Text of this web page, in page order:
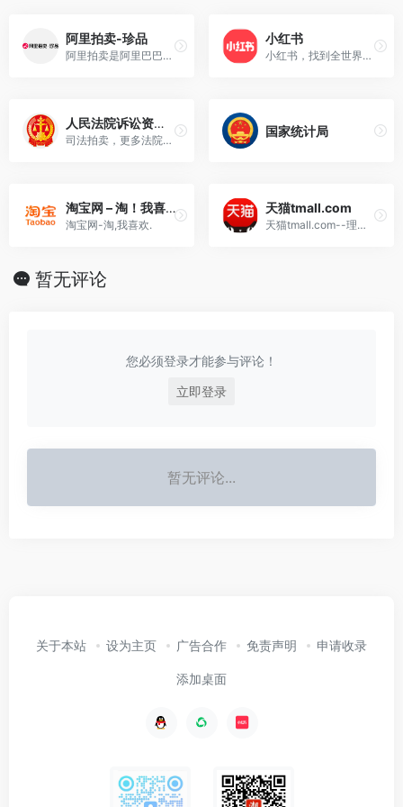
阿里拍卖-珍品
阿里拍卖是阿里巴巴旗下拍卖平台，提供具有独特性或有较高附加值商品的拍卖，包括司法拍卖及珍品拍卖。司法拍卖有房产、机动车等诉讼资产拍卖。珍品拍卖有书画，珠宝，紫砂陶瓷等...
小红书
小红书，找到全世界的好东西！和全球千万用户一起分享海外新货，笔记多多、测评满满，足不出户就能逛遍全世界，选购必备的海外口碑单品、护肤彩妆、时尚穿搭、家电数码、保健美食！
人民法院诉讼资产网
司法拍卖，更多法院拍卖信息尽在人民法院诉讼资产网确保司法拍卖的公开、公平、公正！
国家统计局
淘宝网 – 淘！我喜欢
淘宝网-淘,我喜欢.
天猫tmall.com
天猫tmall.com--理想生活上天猫
暂无评论
您必须登录才能参与评论！
立即登录
暂无评论...
关于本站 设为主页 广告合作 免责声明 申请收录
添加桌面